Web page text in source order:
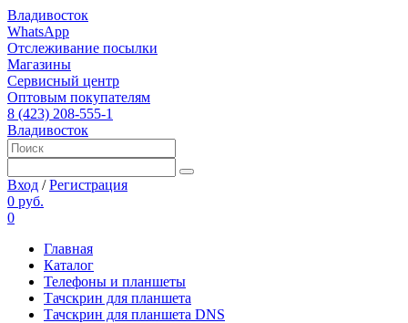
Владивосток
WhatsApp
Отслеживание посылки
Магазины
Сервисный центр
Оптовым покупателям
8 (423) 208-555-1
Владивосток
Вход /Регистрация
0 руб.
0
Главная
Каталог
Телефоны и планшеты
Тачскрин для планшета
Тачскрин для планшета DNS